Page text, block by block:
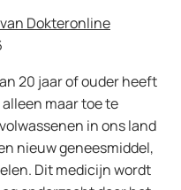
Dokteronline
20 jaar of ouder heeft
maar toe te
in ons land
nieuw geneesmiddel,
Dit medicijn wordt